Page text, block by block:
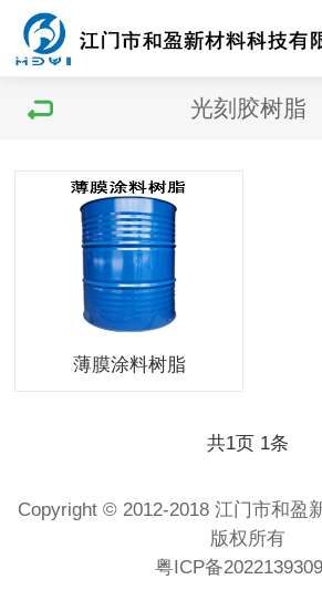
光刻胶树脂
薄膜涂料树脂
共1页 1条
Copyright © 2012-2018 江门市和盈
版权所有
粤ICP备